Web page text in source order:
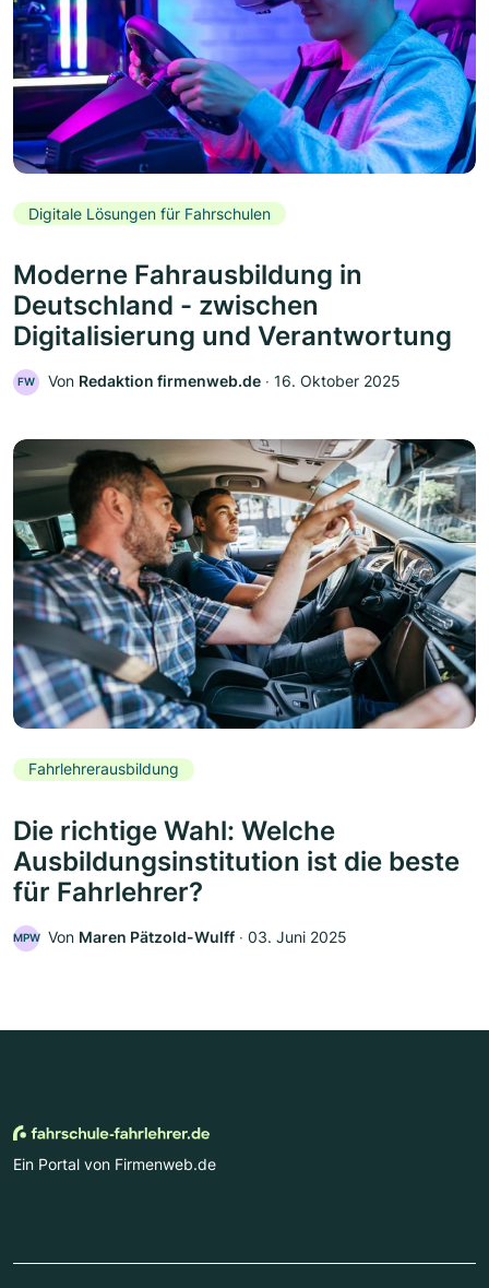
Digitale Lösungen für Fahrschulen
Moderne Fahrausbildung in
Deutschland - zwischen
Digitalisierung und Verantwortung
FW Von Redaktion firmenweb.de ‧ 16. Oktober 2025
Fahrlehrerausbildung
Die richtige Wahl: Welche
Ausbildungsinstitution ist die beste
für Fahrlehrer?
MPW Von Maren Pätzold-Wulff ‧ 03. Juni 2025
Ein Portal von Firmenweb.de